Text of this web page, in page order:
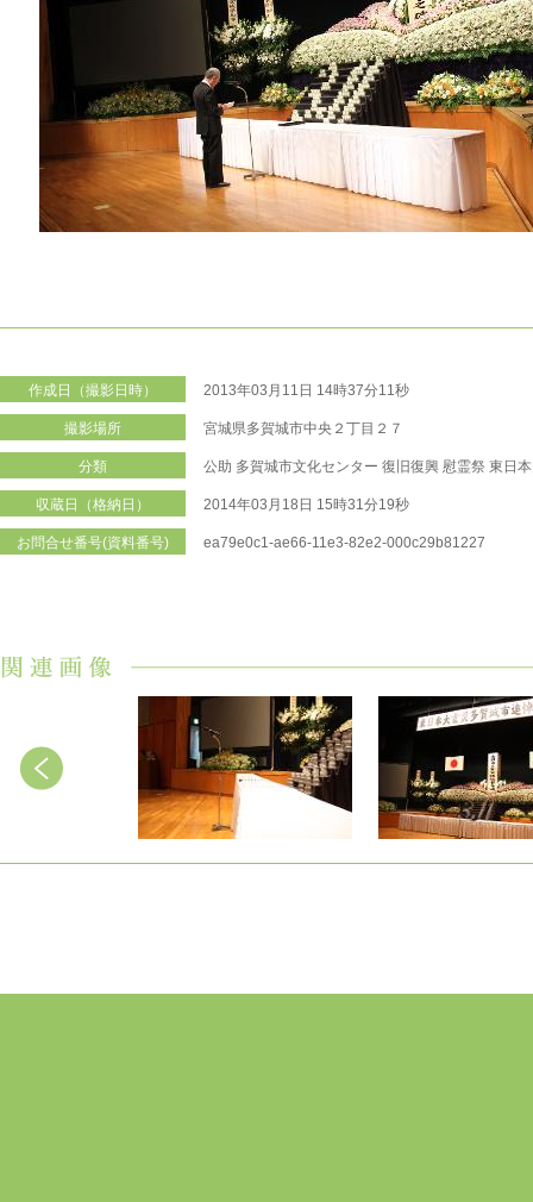
作成日（撮影日時） 2013年03月11日 14時37分11秒
撮影場所 宮城県多賀城市中央２丁目２７
分類 公助 多賀城市文化センター 復旧復興 慰霊祭 東日
収蔵日（格納日） 2014年03月18日 15時31分19秒
お問合せ番号(資料番号) ea79e0c1-ae66-11e3-82e2-000c29b81227